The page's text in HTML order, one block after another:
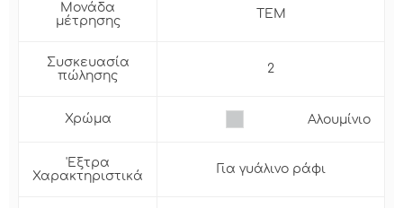
Μονάδα
μέτρησης
ΤΕΜ
Συσκευασία
πώλησης
2
Χρώμα Αλουμίνιο
'Εξτρα
Χαρακτηριστικά
Για γυάλινο ράφι